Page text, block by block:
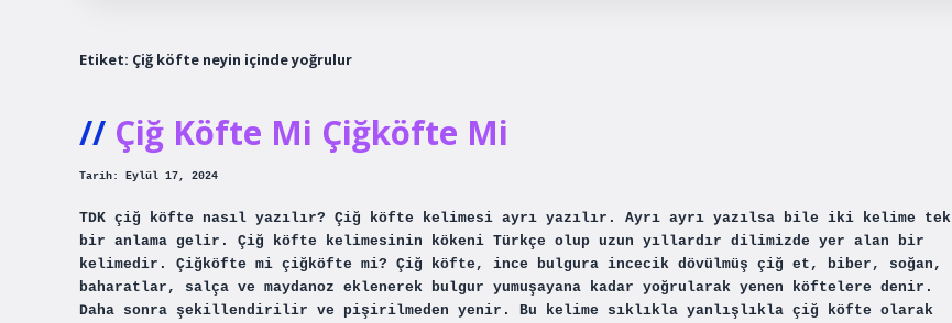
Etiket: Çiğ köfte neyin içinde yoğrulur
Çiğ Köfte Mi Çiğköfte Mi
Tarih: Eylül 17, 2024
TDK çiğ köfte nasıl yazılır? Çiğ köfte kelimesi ayrı yazılır. Ayrı ayrı yazılsa bile iki kelime tek
bir anlama gelir. Çiğ köfte kelimesinin kökeni Türkçe olup uzun yıllardır dilimizde yer alan bir
kelimedir. Çiğköfte mi çiğköfte mi? Çiğ köfte, ince bulgura incecik dövülmüş çiğ et, biber, soğan,
baharatlar, salça ve maydanoz eklenerek bulgur yumuşayana kadar yoğrularak yenen köftelere denir.
Daha sonra şekillendirilir ve pişirilmeden yenir. Bu kelime sıklıkla yanlışlıkla çiğ köfte olarak